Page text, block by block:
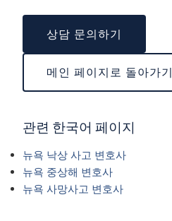
상담 문의하기
메인 페이지로 돌아가기
관련 한국어 페이지
뉴욕 낙상 사고 변호사
뉴욕 중상해 변호사
뉴욕 사망사고 변호사